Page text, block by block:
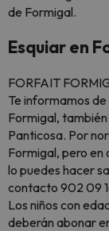
de Formigal.
Esquiar en
FORFAIT
Te informamos
Formigal,
Panticosa. Por
Formigal, pero en
lo puedes hacer
contacto 902 09
Los niños con
deberán abonar